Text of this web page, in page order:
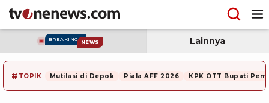
BREAKING NEWS Lainnya
# TOPIK Mutilasi di Depok Piala AFF 2026 KPK OTT Bupati